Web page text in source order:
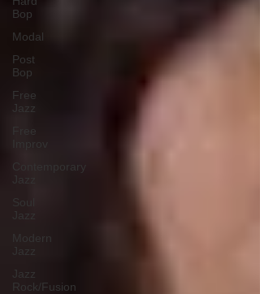
Bop
Modal
Post
Bop
Free
Jazz
Free
Improv
Contemporary
Jazz
Modern
Jazz
Jazz
Rock/Fusion